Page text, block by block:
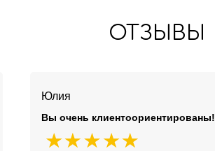
ОТЗЫВЫ
Юлия
Вы очень клиентоориентированы!